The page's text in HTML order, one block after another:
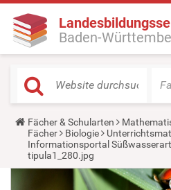
Baden-
Y
o
u
a
r
Fächer & Schularten
Fächer
Biologie
Informationsportal
tipula1_280.jpg